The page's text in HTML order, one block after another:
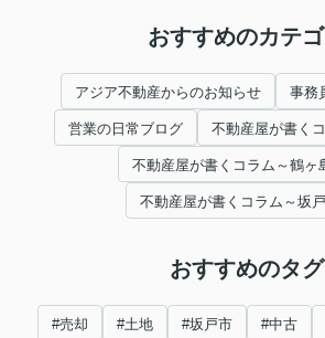
おすすめのカテゴ
アジア不動産からのお知らせ 事務
営業の日常ブログ 不動産屋が書く
不動産屋が書くコラム～鶴ヶ
不動産屋が書くコラム～坂
おすすめのタグ
#売却 #土地 #坂戸市 #中古